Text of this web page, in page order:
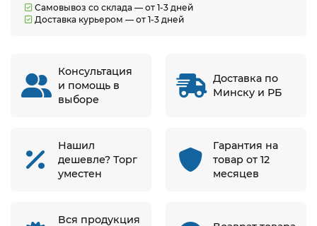
Самовывоз со склада — от 1-3 дней
Доставка курьером — от 1-3 дней
Консультация
и помощь в
выборе
Доставка по
Минску и РБ
Нашил
дешевле? Торг
уместен
Гарантия на
товар от 12
месяцев
Вся продукция